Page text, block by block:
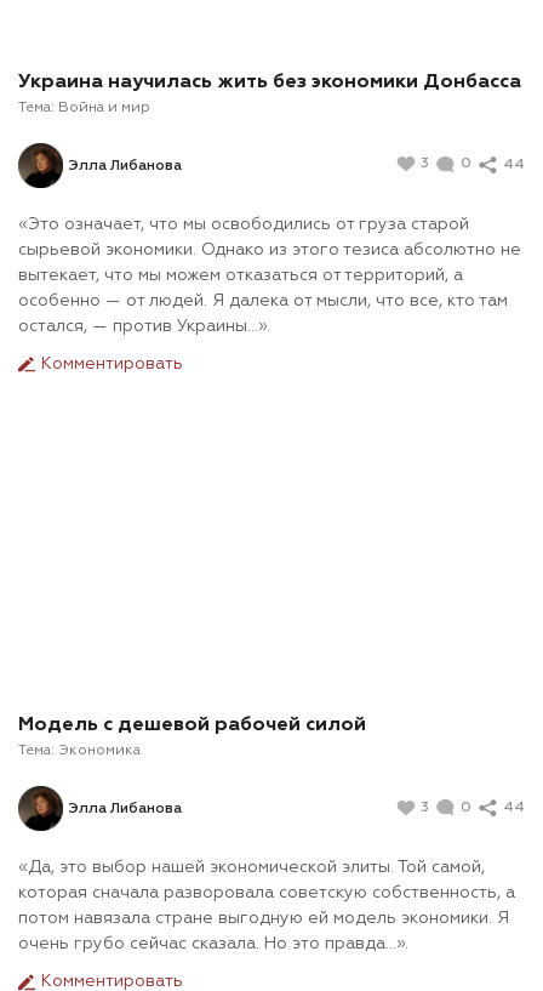
Украина научилась жить без экономики Донбасса
Тема: Война и мир
Элла Либанова 3 0 44
«Это означает, что мы освободились от груза старой
сырьевой экономики. Однако из этого тезиса абсолютно не
вытекает, что мы можем отказаться от территорий, а
особенно — от людей. Я далека от мысли, что все, кто там
остался, — против Украины…».
Комментировать
Модель с дешевой рабочей силой
Тема: Экономика
Элла Либанова 3 0 44
«Да, это выбор нашей экономической элиты. Той самой,
которая сначала разворовала советскую собственность, а
потом навязала стране выгодную ей модель экономики. Я
очень грубо сейчас сказала. Но это правда…».
Комментировать